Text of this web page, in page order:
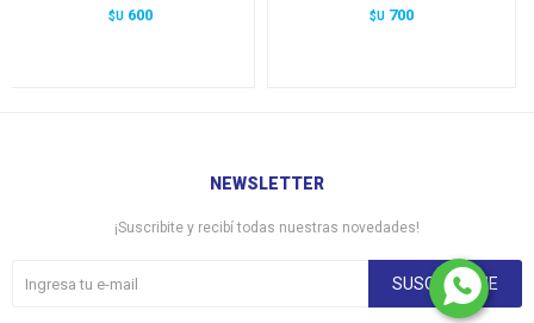
$U 600 $U 700
NEWSLETTER
¡Suscribite y recibí todas nuestras novedades!
SUSCRIBIRME